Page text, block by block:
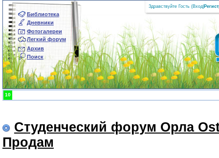
Библиотека
Дневники
Фотогалереи
Легкий форум
Архив
Поиск
Здравствуйте Гость (Вход
10
Студенческий форум Орла
Продам